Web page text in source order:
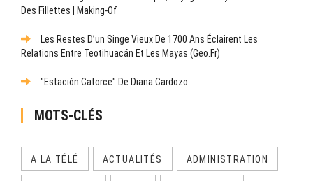
Des Fillettes | Making-Of
Les Restes D’un Singe Vieux De 1700 Ans Éclairent Les
Relations Entre Teotihuacán Et Les Mayas (Geo.fr)
"Estación Catorce" De Diana Cardozo
MOTS-CLÉS
A LA TÉLÉ ACTUALITÉS ADMINISTRATION